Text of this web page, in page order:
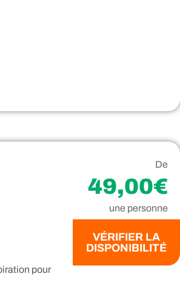
pour
De
49,00€
une personne
VÉRIFIER LA
DISPONIBILITÉ